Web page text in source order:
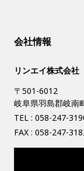
会社情報
リンエイ株式会社
〒501-6012
岐阜県羽島郡岐南
TEL : 058-247-
FAX : 058-247-